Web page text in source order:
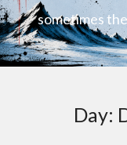
sometimes
Day: